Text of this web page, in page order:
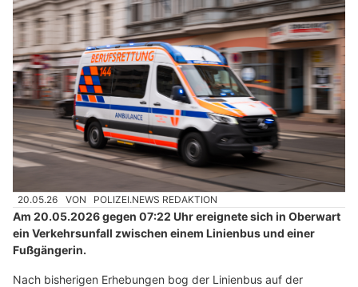
20.05.26 VON POLIZEI.NEWS REDAKTION
Am 20.05.2026 gegen 07:22 Uhr ereignete sich in Oberwart
ein Verkehrsunfall zwischen einem Linienbus und einer
Fußgängerin.
Nach bisherigen Erhebungen bog der Linienbus auf der